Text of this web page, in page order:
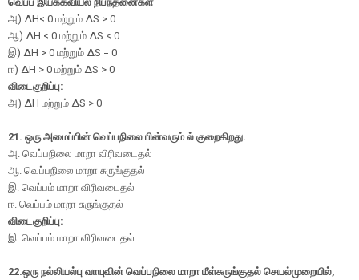
அ) ΔH< 0 மற்றும் ΔS > 0
ஆ) ΔH < 0 மற்றும் ΔS < 0
இ) ΔH > 0 மற்றும் ΔS = 0
ஈ) ΔH > 0 மற்றும் ΔS > 0
விடைகுறிப்பு:
அ) ΔH மற்றும் ΔS > 0
21. ஒரு அமைப்பின் வெப்பநிலை பின்வரும் ல் குறைகிறது.
அ. வெப்பநிலை மாறா விரிவடைதல்
ஆ. வெப்பநிலை மாறா சுருங்குதல்
இ. வெப்பம் மாறா விரிவடைதல்
ஈ. வெப்பம் மாறா சுருங்குதல்
விடைகுறிப்பு:
இ. வெப்பம் மாறா விரிவடைதல்
22.ஒரு நல்லியல்பு வாயுவின் வெப்பநிலை மாறா மீள்சுருங்குதல் செயல்முறையில்,